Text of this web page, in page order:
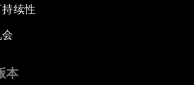
续性
本